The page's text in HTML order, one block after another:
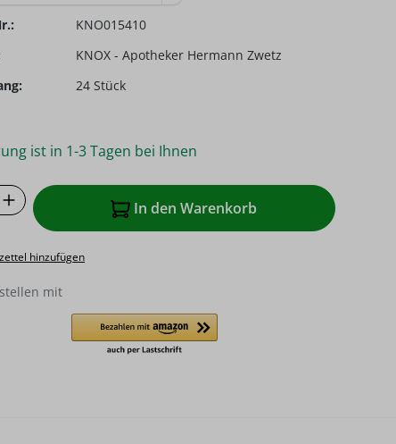
KNO015410
KNOX - Apotheker Hermann Zwetz
24 Stück
ist in 1-3 Tagen bei Ihnen
Gib den gewünschten Wert
In den Warenkorb
hinzufügen
mit